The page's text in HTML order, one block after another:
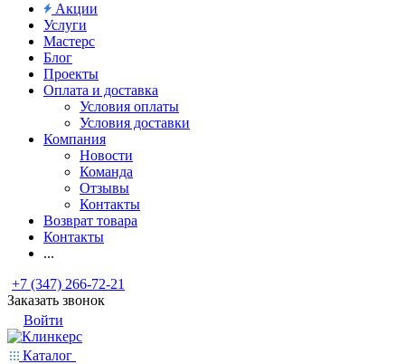
Акции
Услуги
Мастерс
Блог
Проекты
Оплата и доставка
Условия оплаты
Условия доставки
Компания
Новости
Команда
Отзывы
Контакты
Возврат товара
Контакты
...
+7 (347) 266-72-21
Заказать звонок
Войти
Каталог